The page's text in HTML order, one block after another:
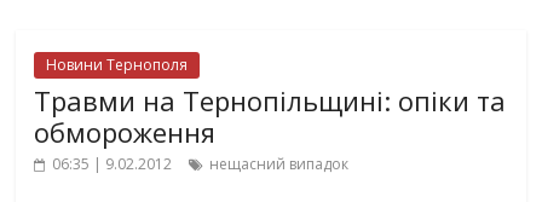
Новини Тернополя
Травми на Тернопільщині: опіки та
обмороження
06:35 | 9.02.2012 нещасний випадок